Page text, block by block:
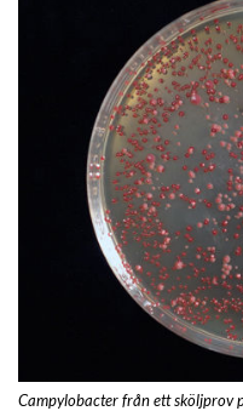
Campylobacter från ett sköljprov